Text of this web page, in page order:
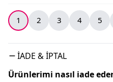
1 2 3 4 5
İADE & İPTAL
Ürünlerimi nasıl iade